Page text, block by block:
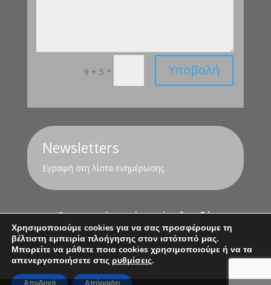
9 + 5 = Υποβολή
Newsletters
Εγραφή στη λίστα ενημέρωσης
Για τον υπολογισμό της σύνταξηςεδώ
Όροι Χρήσης Πολιτική Απορρήτου
Χρησιμοποιούμε cookies για να σας προσφέρουμε τη
βέλτιστη εμπειρία πλοήγησης στον ιστότοπό μας.
Μπορείτε να μάθετε ποια cookies χρησιμοποιούμε ή να τα
απενεργοποιήσετε στις ρυθμίσεις.